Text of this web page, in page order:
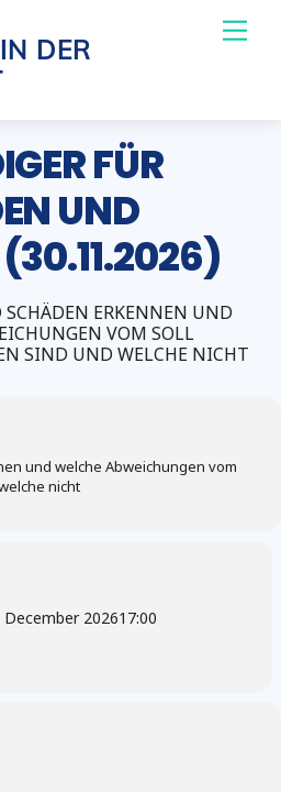
DER
FÜR
UND
(30.11.2026)
ERKENNEN UND
VOM SOLL
SIND UND WELCHE NICHT
und welche Abweichungen vom
nicht
December 202617:00